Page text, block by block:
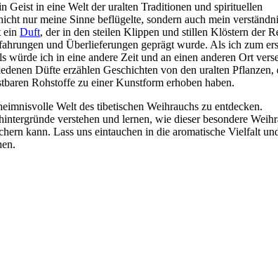
Geist in eine Welt der uralten Traditionen und spirituellen
nur ​meine Sinne beflügelte, sondern ⁣auch mein​
ein Duft, der in den⁣ steilen Klippen und stillen Klöstern der
und Überlieferungen geprägt⁣ wurde. Als ich ‌zum
würde ich⁢ in eine andere Zeit ​und an ⁤einen ⁣anderen Ort
Düfte erzählen Geschichten‌ von den uralten Pflanzen,‌
Rohstoffe zu einer ⁢Kunstform ⁢erhoben haben.
​Welt⁢ des tibetischen‍ Weihrauchs​ zu entdecken.
verstehen und lernen, wie dieser besondere⁤
kann.⁤ Lass uns eintauchen in ⁣die aromatische Vielfalt⁣